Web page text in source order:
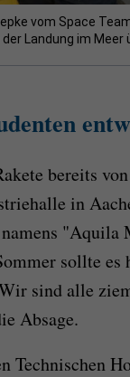
vom Space
Landung im Meer
bereits von
in
"Aquila
sollte es
sind alle
Absage.
Technischen